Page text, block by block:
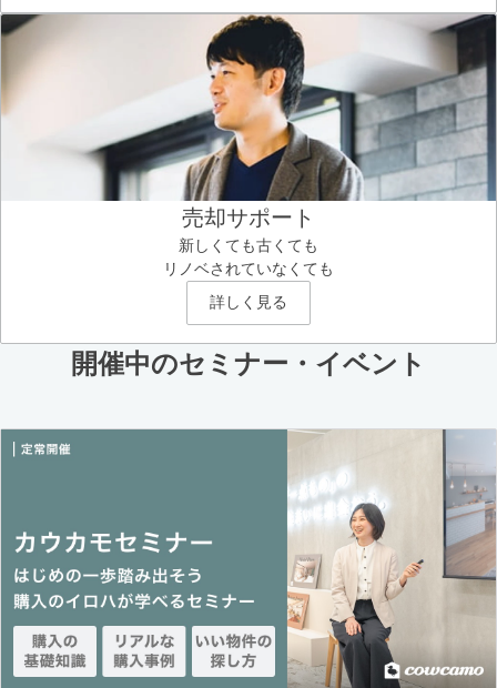
売却サポート
新しくても古くても
リノベされていなくても
詳しく見る
開催中のセミナー・イベント